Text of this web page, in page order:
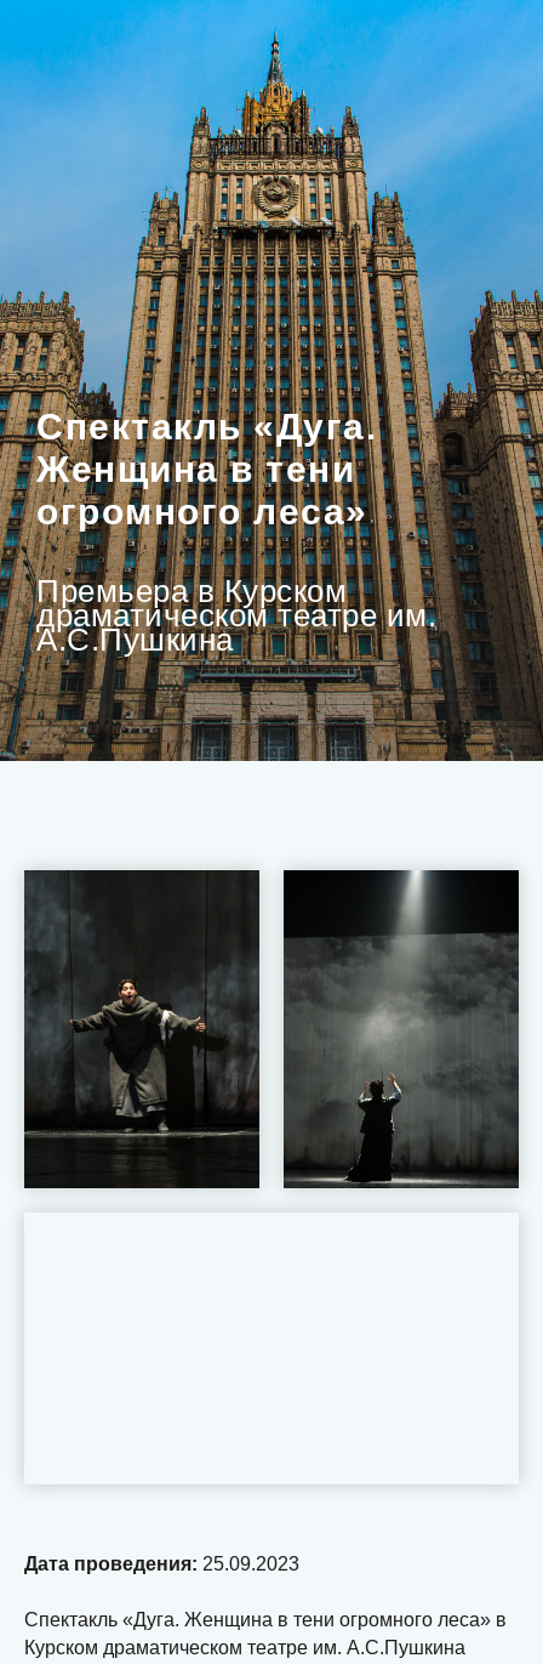
Спектакль «Дуга.
Женщина в тени
огромного леса»
Премьера в Курском
драматическом театре им.
А.С.Пушкина
Дата проведения: 25.09.2023
Спектакль «Дуга. Женщина в тени огромного леса» в
Курском драматическом театре им. А.С.Пушкина